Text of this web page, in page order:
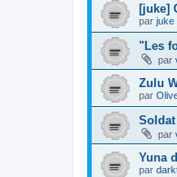
[juke]
par juke
"Les
par
Zulu
par
par
Yuna
par